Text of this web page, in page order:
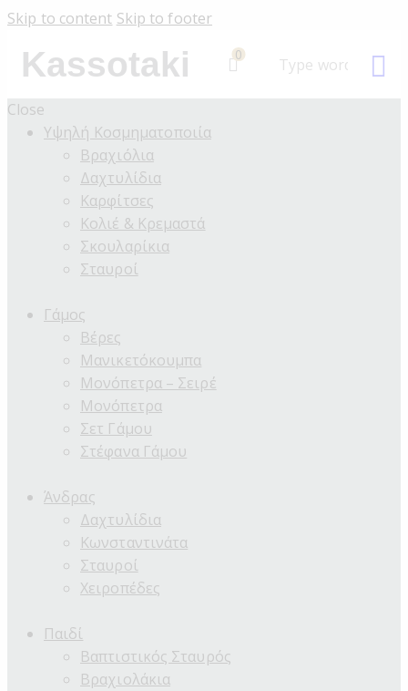
Skip to content Skip to footer
Kassotaki 0
Close
Υψηλή Κοσμηματοποιία
Βραχιόλια
Δαχτυλίδια
Καρφίτσες
Κολιέ & Κρεμαστά
Σκουλαρίκια
Σταυροί
Γάμος
Βέρες
Μανικετόκουμπα
Μονόπετρα – Σειρέ
Μονόπετρα
Σετ Γάμου
Στέφανα Γάμου
Άνδρας
Δαχτυλίδια
Κωνσταντινάτα
Σταυροί
Χειροπέδες
Παιδί
Βαπτιστικός Σταυρός
Βραχιολάκια